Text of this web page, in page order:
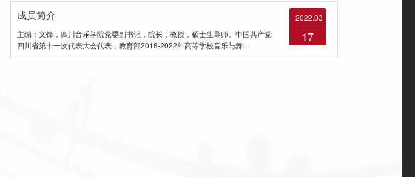
成员简介
主编：文锋，四川音乐学院党委副书记，院长，教授，硕士生导师。中国共产党
四川省第十一次代表大会代表，教育部2018-2022年高等学校音乐与舞…
2022.03
17